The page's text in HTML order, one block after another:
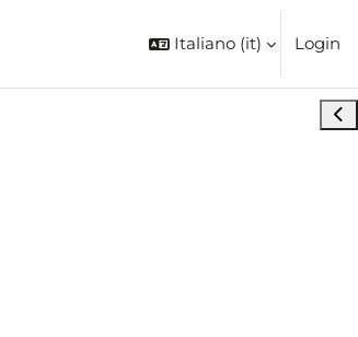
Italiano ‎(it)‎ Login